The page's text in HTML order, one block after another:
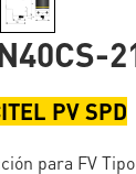
PV SPD
para FV